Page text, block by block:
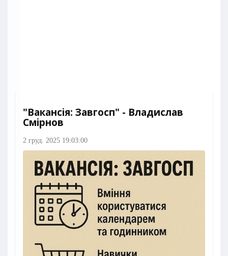
"Вакансія: Завгосп" - Владислав
Смірнов
2 груд. 2025 19:03:00